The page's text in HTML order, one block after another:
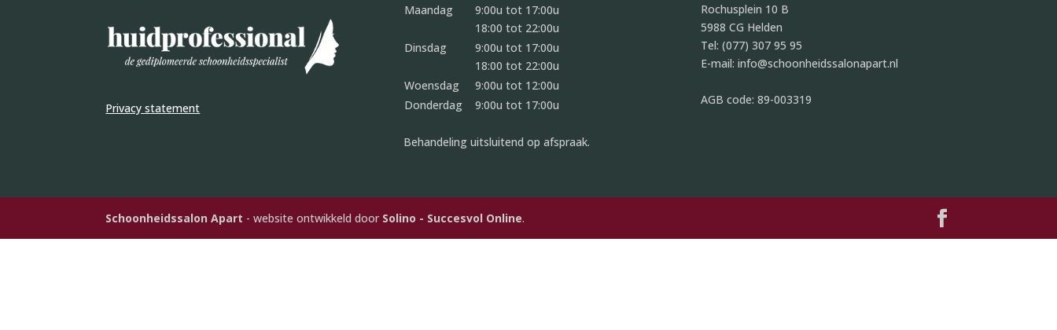
Privacy statement
Maandag
9:00u tot 17:00u
18:00 tot 22:00u
Dinsdag
9:00u tot 17:00u
18:00 tot 22:00u
Woensdag
9:00u tot 12:00u
Donderdag
9:00u tot 17:00u
Behandeling uitsluitend op afspraak.
Rochusplein 10 B
5988 CG Helden
Tel: (077) 307 95 95
E-mail: info@schoonheidssalonapart.nl
AGB code: 89-003319
Schoonheidssalon Apart - website ontwikkeld door Solino - Succesvol Online.